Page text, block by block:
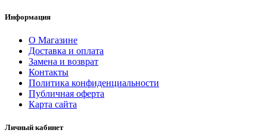
Информация
О Магазине
Доставка и оплата
Замена и возврат
Контакты
Политика конфиденциальности
Публичная оферта
Карта сайта
Личный кабинет